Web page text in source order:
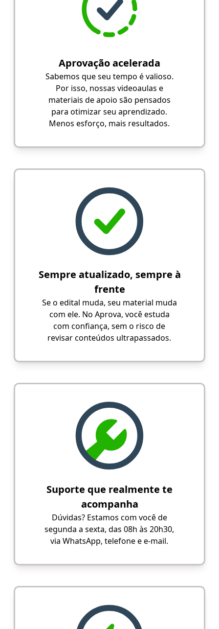
Aprovação acelerada
Sabemos que seu tempo é valioso.
Por isso, nossas videoaulas e
materiais de apoio são pensados
para otimizar seu aprendizado.
Menos esforço, mais resultados.
Sempre atualizado, sempre à
frente
Se o edital muda, seu material muda
com ele. No Aprova, você estuda
com confiança, sem o risco de
revisar conteúdos ultrapassados.
Suporte que realmente te
acompanha
Dúvidas? Estamos com você de
segunda a sexta, das 08h às 20h30,
via WhatsApp, telefone e e-mail.